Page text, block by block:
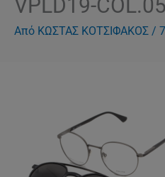
VPLD19-
Από ΚΩΣΤΑΣ ΚΟΤΣΙΦΑΚΟΣ /